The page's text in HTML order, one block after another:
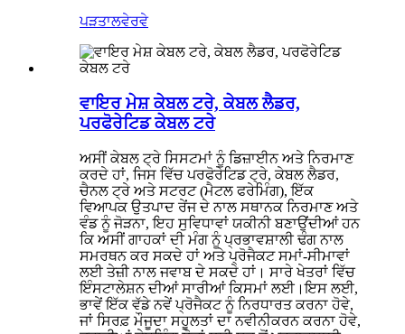
ਪੜਤਾਲਵੇਰਵੇ
ਵਾਇਰ ਮੇਸ਼ ਕੇਬਲ ਟਰੇ, ਕੇਬਲ ਲੈਡਰ,
ਪਰਫੋਰੇਟਿਡ ਕੇਬਲ ਟਰੇ
ਅਸੀਂ ਕੇਬਲ ਟ੍ਰੇ ਸਿਸਟਮਾਂ ਨੂੰ ਡਿਜ਼ਾਈਨ ਅਤੇ ਨਿਰਮਾਣ
ਕਰਦੇ ਹਾਂ, ਜਿਸ ਵਿੱਚ ਪਰਫੋਰੇਟਿਡ ਟ੍ਰੇ, ਕੇਬਲ ਲੈਡਰ,
ਚੈਨਲ ਟ੍ਰੇ ਅਤੇ ਸਟਰਟ (ਮੈਟਲ ਫਰੇਮਿੰਗ), ਇੱਕ
ਵਿਆਪਕ ਉਤਪਾਦ ਰੇਂਜ ਦੇ ਨਾਲ ਸਥਾਨਕ ਨਿਰਮਾਣ ਅਤੇ
ਵੰਡ ਨੂੰ ਜੋੜਨਾ, ਇਹ ਸੁਵਿਧਾਵਾਂ ਯਕੀਨੀ ਬਣਾਉਂਦੀਆਂ ਹਨ
ਕਿ ਅਸੀਂ ਗਾਹਕਾਂ ਦੀ ਮੰਗ ਨੂੰ ਪ੍ਰਭਾਵਸ਼ਾਲੀ ਢੰਗ ਨਾਲ
ਸਮਰਥਨ ਕਰ ਸਕਦੇ ਹਾਂ ਅਤੇ ਪ੍ਰੋਜੈਕਟ ਸਮਾਂ-ਸੀਮਾਵਾਂ
ਲਈ ਤੇਜ਼ੀ ਨਾਲ ਜਵਾਬ ਦੇ ਸਕਦੇ ਹਾਂ। ਸਾਰੇ ਖੇਤਰਾਂ ਵਿੱਚ
ਇੰਸਟਾਲੇਸ਼ਨ ਦੀਆਂ ਸਾਰੀਆਂ ਕਿਸਮਾਂ ਲਈ।ਇਸ ਲਈ,
ਭਾਵੇਂ ਇੱਕ ਵੱਡੇ ਨਵੇਂ ਪ੍ਰੋਜੈਕਟ ਨੂੰ ਨਿਰਧਾਰਤ ਕਰਨਾ ਹੋਵੇ,
ਜਾਂ ਸਿਰਫ਼ ਮੌਜੂਦਾ ਸਹੂਲਤਾਂ ਦਾ ਨਵੀਨੀਕਰਨ ਕਰਨਾ ਹੋਵੇ,